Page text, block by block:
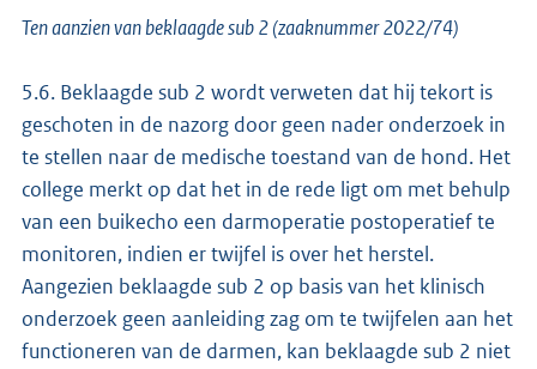
Ten aanzien van beklaagde sub 2 (zaaknummer 2022/74)
5.6. Beklaagde sub 2 wordt verweten dat hij tekort is
geschoten in de nazorg door geen nader onderzoek in
te stellen naar de medische toestand van de hond. Het
college merkt op dat het in de rede ligt om met behulp
van een buikecho een darmoperatie postoperatief te
monitoren, indien er twijfel is over het herstel.
Aangezien beklaagde sub 2 op basis van het klinisch
onderzoek geen aanleiding zag om te twijfelen aan het
functioneren van de darmen, kan beklaagde sub 2 niet